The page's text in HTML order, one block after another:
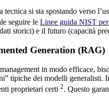
tecnica si sta spostando verso
seguire le Linee guida NIST
storici) e il futuro (capacità
Generation (RAG)
in modo efficace,
tipiche dei modelli generalisti.
proprietari certi 2. Questo